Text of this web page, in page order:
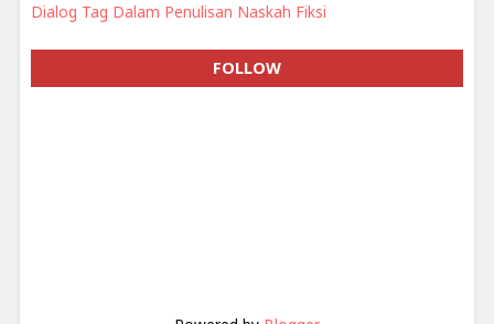
Dialog Tag Dalam Penulisan Naskah Fiksi
FOLLOW